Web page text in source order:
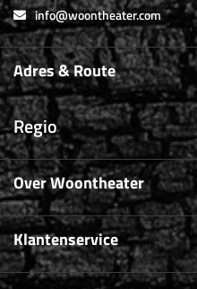
info@woontheater.com
Adres & Route
Regio
Over Woontheater
Klantenservice